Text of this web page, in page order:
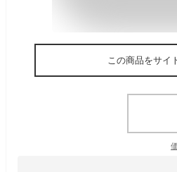
この商品をサイ